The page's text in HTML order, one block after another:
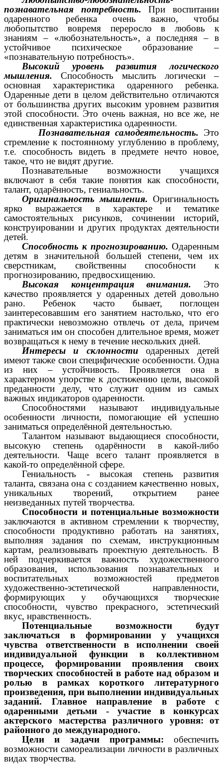
познавательная потребность.При воспитании
одаренного ребенка очень важно, чтобы
любопытство вовремя переросло в любовь к
знаниям – «любознательность», а последняя – в
устойчивое психическое образование –
«познавательную потребность».
Высокий уровень развития логического
мышления. Способность мыслить логически –
основная характеристика одаренного ребенка.
Одаренные дети в целом действительно отличаются
от большинства других высоким уровнем развития
этой способности. Это очень важная, но все же, не
единственная характеристика одаренности.
Познавательная самодеятельность. Это
стремление к постоянному углублению в проблему,
т.е. способность видеть в предмете нечто новое,
такое, что не видят другие.
Познавательные возможности учащихся
включают в себя такие понятия как способности,
талант, одарённость, гениальность.
Оригинальность мышления. Оригинальность
ярко выражается в характере и тематике
самостоятельных рисунков, сочинении историй,
конструировании и других продуктах деятельности
детей.
Способность к прогнозированию. Одаренным
детям в значительной большей степени, чем их
сверстникам, свойственны способности к
прогнозированию, предвосхищению.
Высокая концентрация внимания. Это
качество проявляется у одаренных детей довольно
рано. Ребенок часто бывает, поглощен
заинтересовавшим его занятием настолько, что его
практически невозможно отвлечь от дела, причем
заниматься им он способен длительное время, может
возвращаться к нему в течение нескольких дней.
Интересы и склонности одаренных детей
имеют также свои специфические особенности. Одна
из них – устойчивость. Проявляется она в
характерном упорстве к достижению цели, высокой
преданности делу, что служит одним из самых
важных индикаторов одаренности.
Способностями называют индивидуальные
особенности личности, помогающие ей успешно
заниматься определённой деятельностью.
Талантом называют выдающиеся способности,
высокую степень одарённости в какой-либо
деятельности. Чаще всего талант проявляется в
какой-то определённой сфере.
Гениальность - высокая степень развития
таланта, связана она с созданием качественно новых,
уникальных творений, открытием ранее
неизведанных путей творчества.
Способности и потенциальные возможности
заключаются в активном стремлении к творчеству,
способности продуктивно работать на занятиях,
выполняя задания по схемам, инструкционным
картам, реализовывать проектную деятельность. В
ней подчеркивается важность художественного
образования, использования познавательных и
воспитательных возможностей предметов
художественно-эстетической направленности,
формирующих у обучающихся творческие
способности, чувство прекрасного, эстетический
вкус, нравственность.
Потенциальные возможности будут
заключаться в формировании у учащихся
чувства ответственности в исполнении своей
индивидуальной функции в коллективном
процессе, формировании проявления своих
творческих способностей в работе над образом и
ролью в рамках короткого литературного
произведения, при выполнении индивидуальных
заданий. Главное направление в работе с
одаренными детьми - участие в конкурсах
актерского мастерства различного уровня: от
районного до международного.
Цели и задачи программы:
обеспечить
возможности самореализации личности в различных
видах творчества.